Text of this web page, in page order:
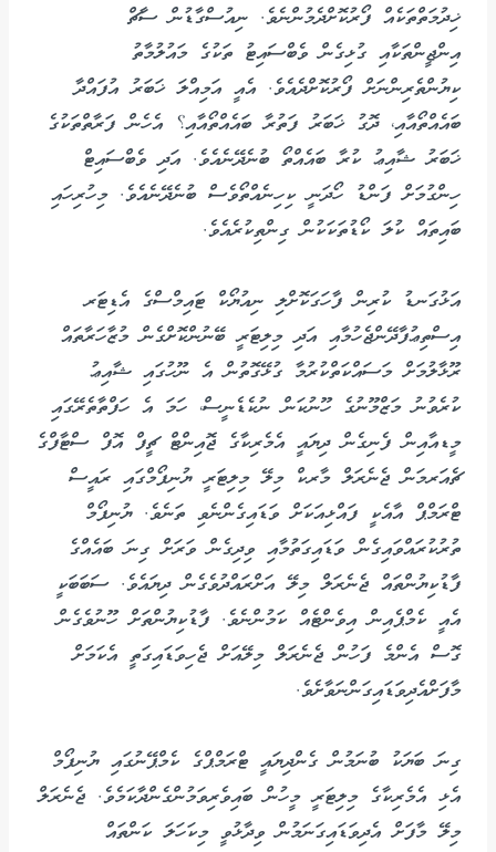
ޚިދުމަތްތަކެއް ފޯރުކޮށްދެމުންނެވެ. ނިއުސްގާޑުން ސާޗް
އިންޖީންތަކާއި ގުޅިގެން ވެބްސައިޓު ތަކުގެ މައުލުމާތު
ކިޔުންތެރިންނަށް ފޯރުކޮށްދެއެވެ. އެއީ އަމިއްލަ ޚަބަރު އުފައްދާ
ބައެއްތޯއާއި، ދޮގު ޚަބަރު ފަތުރާ ބައެއްތޯއާއި؟ އެހެން ފަރާތްތަކުގެ
ޚަބަރު ޝާއިޢު ކުރާ ބައެއްތޯ ބުނެދޭނެއެވެ. އަދި ވެބްސައިޓް
ހިންގުމަށް ފަންޑު ހޯދަނީ ކިހިނެއްތޯވެސް ބުނެދޭނެއެވެ. މިހުރިހައި
ބައިތައް ކުލަ ކޯޑުތަކަކުން ގިންތިކުރެއެވެ.
އަޅުގަނޑު ކުރިން ފާހަގަކޮށްލި ނިއުޔޯކް ޓައިމްސްގެ އެޑިޓަރ
އިސްތިޢުފާދޭންޖެހުމާއި އަދި މިލިޓަރީ ބޭނުންކޮށްގެން މުޒާހަރާތައް
ރޫޅާލުމަށް މަސައްކަތްކުރުމާ ގުޅޭގޮތުން އެ ނޫހުގައި ޝާއިޢު
ކުރެވުނު މަޒްމޫނުގެ ހޫނުކަން ނުކެޑެނީސް، ހަމަ އެ ހަފްތާތެރޭގައި
މީޑއާއިން ފެނިގެން ދިޔައީ އެމެރިކާގެ ޖޮއިންޓް ޗީފް އޮފް ސްޓާފްގެ
ޗެއަރމަން ޖެނެރަލް މާރކް މިލޭ މިލިޓަރީ ޔުނިފޯމްގައި ރައީސް
ޓްރަމްޕް އާއެކީ ފައްޅިއަކަށް ވަޑައިގެންނެވި ތަނެވެ. ޔުނިފޯމް
ތުރުކުރައްވައިގެން ވަޑައިގަތުމާއި ވިދިގެން ވަރަށް ގިނަ ބައެއްގެ
ފާޑުކިޔުންތައް ޖެނެރަލް މިލޭ އަށްރައްދުވެގެން ދިޔައެވެ. ސަބަބަކީ
އެއީ ކެމްޕެއިން އިވެންޓެއް ކަމުންނެވެ. ފާޑުކިޔުންތަށް ހޫނުވެގެން
ގޮސް އެންމެ ފަހުން ޖެނެރަލް މިލޭއަށް ޖެހިވަޑައިގަތީ އެކަމަށް
މާފަށްއެދިވަޑައިގަންނަވާށެވެ.
ގިނަ ބަޔަކު ބުނަމުން ގެންދިޔައީ ޓްރަމްޕްގެ ކެމްޕޭނުގައި ޔުނިފޯމް
އެޅި އެމެރިކާގެ މިލިޓަރީ މީހުން ބައިވެރިވަމުންގެންދާކަމެވެ. ޖެނެރަލް
މިލޭ މާފަށް އެދިވަޑައިގަނަމުން ވިދާޅުވީ މިކަހަލަ ކަންތައް